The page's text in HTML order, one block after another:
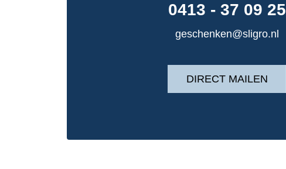
0413 - 37 09 25
geschenken@sligro.nl
DIRECT MAILEN